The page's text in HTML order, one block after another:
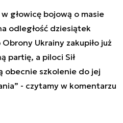
głowicę bojową o masie
odległość dziesiątek
Ukrainy zakupiło już
partię, a piloci Sił
obecnie szkolenie do jej
- czytamy w komentarzu